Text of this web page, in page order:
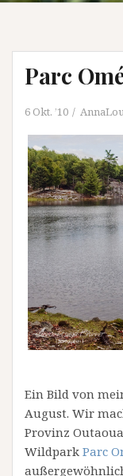
Parc
6 Okt. ’10
Ein Bild von
August. Wir
Provinz
Wildpark Parc